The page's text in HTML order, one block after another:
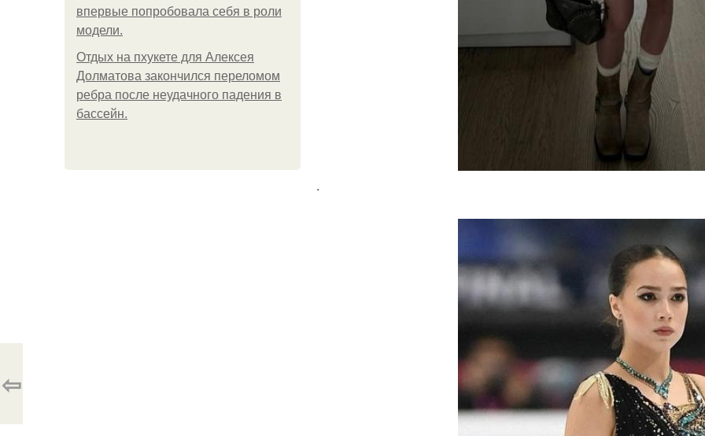
впервые попробовала себя в роли
модели.
Отдых на пхукете для Алексея
Долматова закончился переломом
ребра после неудачного падения в
бассейн.
.
⇦